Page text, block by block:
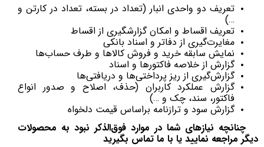
تعریف دو واحدی انبار (تعداد در بسته، تعداد در کارتن و
…)
تعریف اقساط و امکان گزارشگیری از اقساط
مغایرت‌گیری از دفاتر و اسناد بانکی
نمایش سابقه خرید و فروش کالاها و طرف حساب‌ها
گزارش از خلاصه فاکتورها و اسناد
گزارش‌گیری از ریز پرداختی‌ها و دریافتی‌ها
گزارش عملکرد کاربران (حذف، اصلاح و صدور انواع
فاکتور، سند، چک و …)
گزارش سود و ترازنامه بر‌اساس قیمت دلخواه
چنانچه نیازهای شما در موارد فوق‌الذکر نبود به محصولات
دیگر مراجعه نمایید یا با ما تماس بگیرید